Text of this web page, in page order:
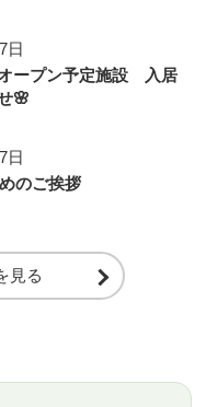
日
オープン予定施設 入居
🌸
日
のご挨拶
見る